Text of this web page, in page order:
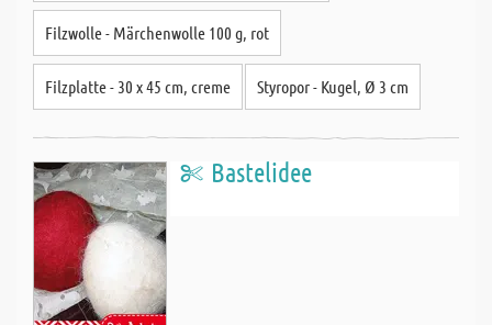
Filzwolle - Märchenwolle 100 g, rot
Filzplatte - 30 x 45 cm, creme Styropor - Kugel, Ø 3 cm
Bastelidee